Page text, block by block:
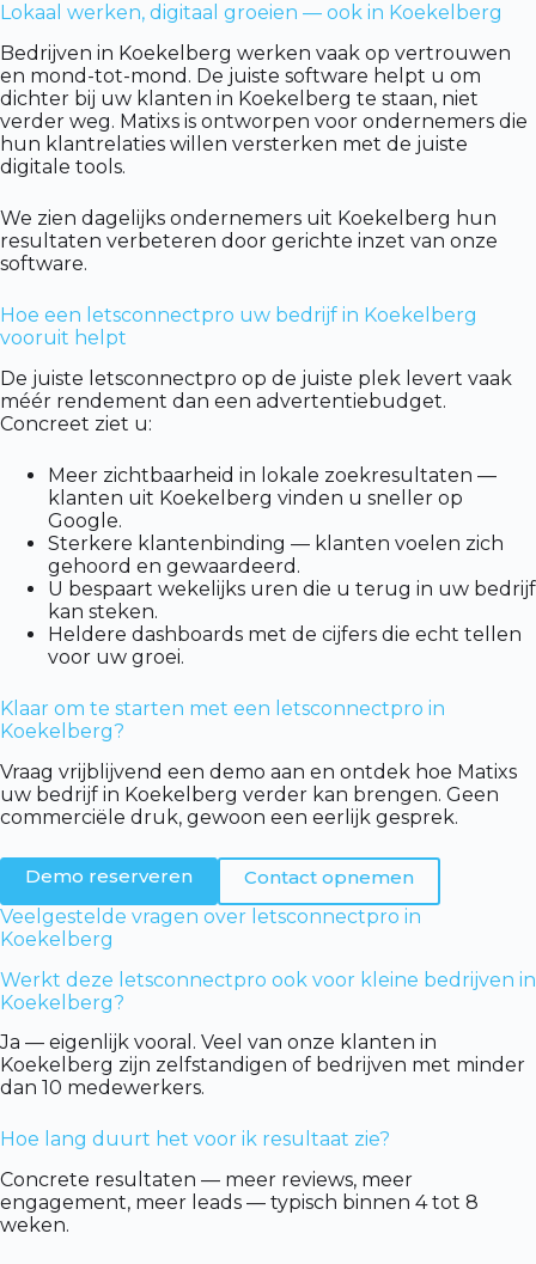
Lokaal werken, digitaal groeien — ook in Koekelberg
Bedrijven in Koekelberg werken vaak op vertrouwen
en mond-tot-mond. De juiste software helpt u om
dichter bij uw klanten in Koekelberg te staan, niet
verder weg. Matixs is ontworpen voor ondernemers die
hun klantrelaties willen versterken met de juiste
digitale tools.
We zien dagelijks ondernemers uit Koekelberg hun
resultaten verbeteren door gerichte inzet van onze
software.
Hoe een letsconnectpro uw bedrijf in Koekelberg
vooruit helpt
De juiste letsconnectpro op de juiste plek levert vaak
méér rendement dan een advertentiebudget.
Concreet ziet u:
Meer zichtbaarheid in lokale zoekresultaten —
klanten uit Koekelberg vinden u sneller op
Google.
Sterkere klantenbinding — klanten voelen zich
gehoord en gewaardeerd.
U bespaart wekelijks uren die u terug in uw bedrijf
kan steken.
Heldere dashboards met de cijfers die echt tellen
voor uw groei.
Klaar om te starten met een letsconnectpro in
Koekelberg?
Vraag vrijblijvend een demo aan en ontdek hoe Matixs
uw bedrijf in Koekelberg verder kan brengen. Geen
commerciële druk, gewoon een eerlijk gesprek.
Demo reserveren
Contact opnemen
Veelgestelde vragen over letsconnectpro in
Koekelberg
Werkt deze letsconnectpro ook voor kleine bedrijven in
Koekelberg?
Ja — eigenlijk vooral. Veel van onze klanten in
Koekelberg zijn zelfstandigen of bedrijven met minder
dan 10 medewerkers.
Hoe lang duurt het voor ik resultaat zie?
Concrete resultaten — meer reviews, meer
engagement, meer leads — typisch binnen 4 tot 8
weken.